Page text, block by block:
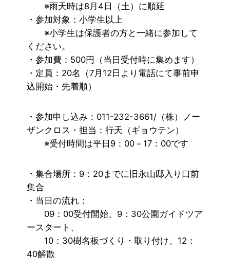
※雨天時は8月4日（土）に順延
・参加対象：小学生以上
※小学生は保護者の方と一緒に参加して
ください。
・参加費：500円（当日受付時に集めます）
・定員：20名（7月12日より電話にて事前申
込開始・先着順）
・参加申し込み：011-232-3661/（株）ノー
ザンクロス・担当：行天（ギョウテン）
※受付時間は平日9：00－17：00です
・集合場所：9：20までに旧永山邸入り口前
集合
・当日の流れ：
09：00受付開始、9：30公園ガイドツア
ースタート、
10：30樹名板づくり・取り付け、12：
40解散